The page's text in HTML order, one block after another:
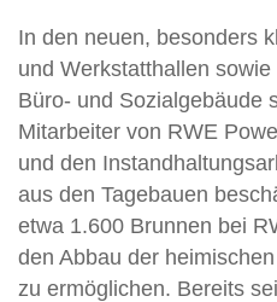
In den neuen, besonders
und Werkstatthallen
Büro- und Sozialgebäude
Mitarbeiter von RWE
und den
aus den Tagebauen
etwa 1.600 Brunnen bei
den Abbau der
zu ermöglichen. Bereits